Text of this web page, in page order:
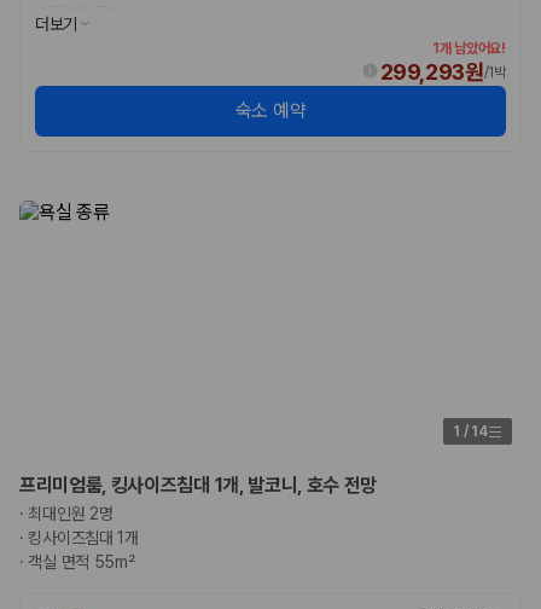
더보기
1개 남았어요!
299,293원/1박
숙소 예약
1 / 14
프리미엄룸, 킹사이즈침대 1개, 발코니, 호수 전망
· 최대인원 2명
·킹사이즈침대 1개
·객실 면적 55m²